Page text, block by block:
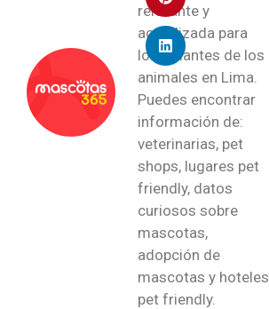
relevante y
actualizada para
los amantes de los
animales en Lima.
Puedes encontrar
información de:
veterinarias, pet
shops, lugares pet
friendly, datos
curiosos sobre
mascotas,
adopción de
mascotas y hoteles
pet friendly.